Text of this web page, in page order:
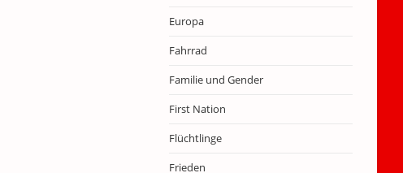
Europa
Fahrrad
Familie und Gender
First Nation
Flüchtlinge
Frieden